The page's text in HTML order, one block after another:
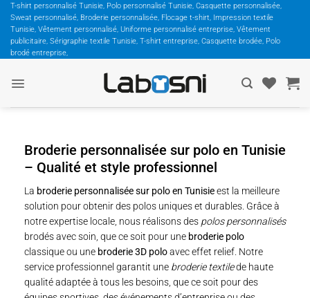
Passer
contenu
T-shirt personnalisé Tunisie, Polo personnalisé Tunisie, Casquette personnalisée,
Sweat personnalisé, Broderie personnalisée, Flocage t-shirt, Impression textile
Tunisie, Vêtement personnalisé, Uniforme personnalisé entreprise, Vêtement
publicitaire, Sérigraphie textile Tunisie, T-shirt entreprise, Casquette brodée, Polo
brodé entreprise,
Broderie personnalisée sur polo en Tunisie
– Qualité et style professionnel
La broderie personnalisée sur polo en Tunisieest la meilleure
solution pour obtenir des polos uniques et durables. Grâce à
notre expertise locale, nous réalisons des polos personnalisés
brodés avec soin, que ce soit pour une broderie polo
classique ou une broderie 3D poloavec effet relief. Notre
service professionnel garantit une broderie textilede haute
qualité adaptée à tous les besoins, que ce soit pour des